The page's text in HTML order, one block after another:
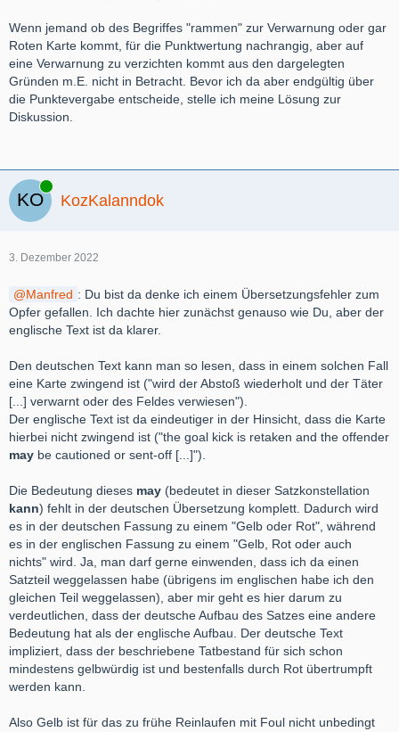
Wenn jemand ob des Begriffes "rammen" zur Verwarnung oder gar
Roten Karte kommt, für die Punktwertung nachrangig, aber auf
eine Verwarnung zu verzichten kommt aus den dargelegten
Gründen m.E. nicht in Betracht. Bevor ich da aber endgültig über
die Punktevergabe entscheide, stelle ich meine Lösung zur
Diskussion.
Online
KozKalanndok
3. Dezember 2022
Manfred : Du bist da denke ich einem Übersetzungsfehler zum
Opfer gefallen. Ich dachte hier zunächst genauso wie Du, aber der
englische Text ist da klarer.
Den deutschen Text kann man so lesen, dass in einem solchen Fall
eine Karte zwingend ist ("wird der Abstoß wiederholt und der Täter
[...] verwarnt oder des Feldes verwiesen").
Der englische Text ist da eindeutiger in der Hinsicht, dass die Karte
hierbei nicht zwingend ist ("the goal kick is retaken and the offender
may be cautioned or sent-off [...]").
Die Bedeutung dieses may (bedeutet in dieser Satzkonstellation
kann) fehlt in der deutschen Übersetzung komplett. Dadurch wird
es in der deutschen Fassung zu einem "Gelb oder Rot", während
es in der englischen Fassung zu einem "Gelb, Rot oder auch
nichts" wird. Ja, man darf gerne einwenden, dass ich da einen
Satzteil weggelassen habe (übrigens im englischen habe ich den
gleichen Teil weggelassen), aber mir geht es hier darum zu
verdeutlichen, dass der deutsche Aufbau des Satzes eine andere
Bedeutung hat als der englische Aufbau. Der deutsche Text
impliziert, dass der beschriebene Tatbestand für sich schon
mindestens gelbwürdig ist und bestenfalls durch Rot übertrumpft
werden kann.
Also Gelb ist für das zu frühe Reinlaufen mit Foul nicht unbedingt